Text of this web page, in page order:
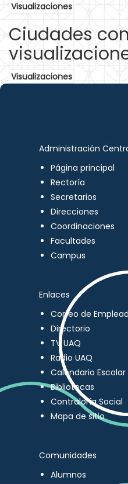
Visualizaciones
Ciudades
Visualizaciones
Administración
Página principal
Rectoría
Secretarios
Direcciones
Coordinaciones
Facultades
Campus
Enlaces
Correo de
Directorio
TV UAQ
Radio UAQ
Calendario Escolar
Bibliotecas
Contraloría Social
Mapa de sitio
Comunidades
Alumnos